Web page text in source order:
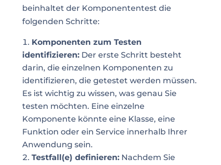
beinhaltet der Komponententest die
folgenden Schritte:
Komponenten zum Testen
identifizieren:Der erste Schritt besteht
darin, die einzelnen Komponenten zu
identifizieren, die getestet werden müssen.
Es ist wichtig zu wissen, was genau Sie
testen möchten. Eine einzelne
Komponente könnte eine Klasse, eine
Funktion oder ein Service innerhalb Ihrer
Anwendung sein.
Testfall(e) definieren:Nachdem Sie